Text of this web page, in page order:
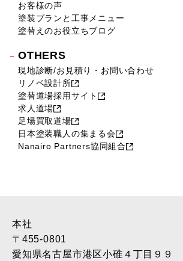
お客様の声
塗装プランと工事メニュー
塗替えのお役立ちブログ
OTHERS
現地診断/お見積り・お問い合わせ
リノベ設計所
塗替道場採用サイト
求人道場
足場買取道場
日本塗装職人の集まる会
Nanairo Partners協同組合
本社
〒455-0801
愛知県名古屋市港区小碓４丁目９９